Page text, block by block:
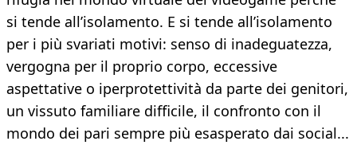
si tende all’isolamento. E si tende all’isolamento
per i più svariati motivi: senso di inadeguatezza,
vergogna per il proprio corpo, eccessive
aspettative o iperprotettività da parte dei genitori,
un vissuto familiare difficile, il confronto con il
mondo dei pari sempre più esasperato dai social...